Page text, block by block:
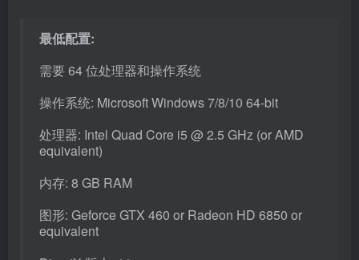
最低配置:
需要 64 位处理器和操作系统
操作系统: Microsoft Windows 7/8/10 64-bit
处理器: Intel Quad Core i5 @ 2.5 GHz (or AMD
equivalent)
内存: 8 GB RAM
图形: Geforce GTX 460 or Radeon HD 6850 or
equivalent